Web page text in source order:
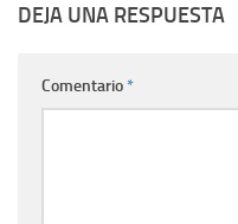
DEJA UNA RESPUESTA
Comentario*